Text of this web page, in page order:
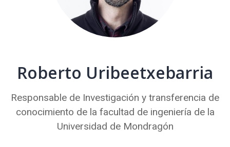
Roberto Uribeetxebarria
Responsable de Investigación y transferencia de
conocimiento de la facultad de ingeniería de la
Universidad de Mondragón